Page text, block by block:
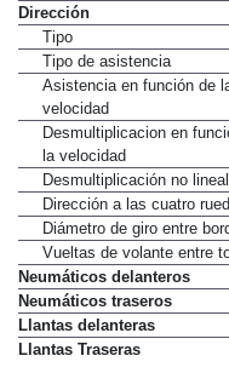
Dirección
Tipo
Tipo de asistencia
Asistencia en función de
velocidad
Desmultiplicacion en
la velocidad
Desmultiplicación no lineal
Dirección a las cuatro
Diámetro de giro entre
Vueltas de volante entre
Neumáticos delanteros
Neumáticos traseros
Llantas delanteras
Llantas Traseras